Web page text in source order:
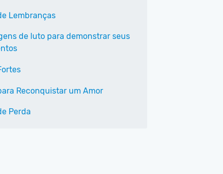
Lembranças
de luto para demonstrar seus
Reconquistar um Amor
Perda